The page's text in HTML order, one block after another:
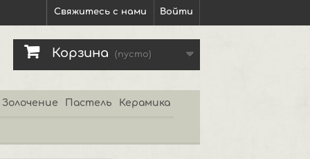
Войти
Свяжитесь с нами
Корзина (пусто)
Золочение Пастель Керамика